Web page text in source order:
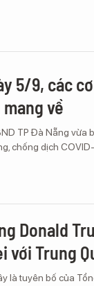
5/9, các
về
TP Đà Nẵng vừa
chống dịch
Donald
với Trung
là tuyên bố của